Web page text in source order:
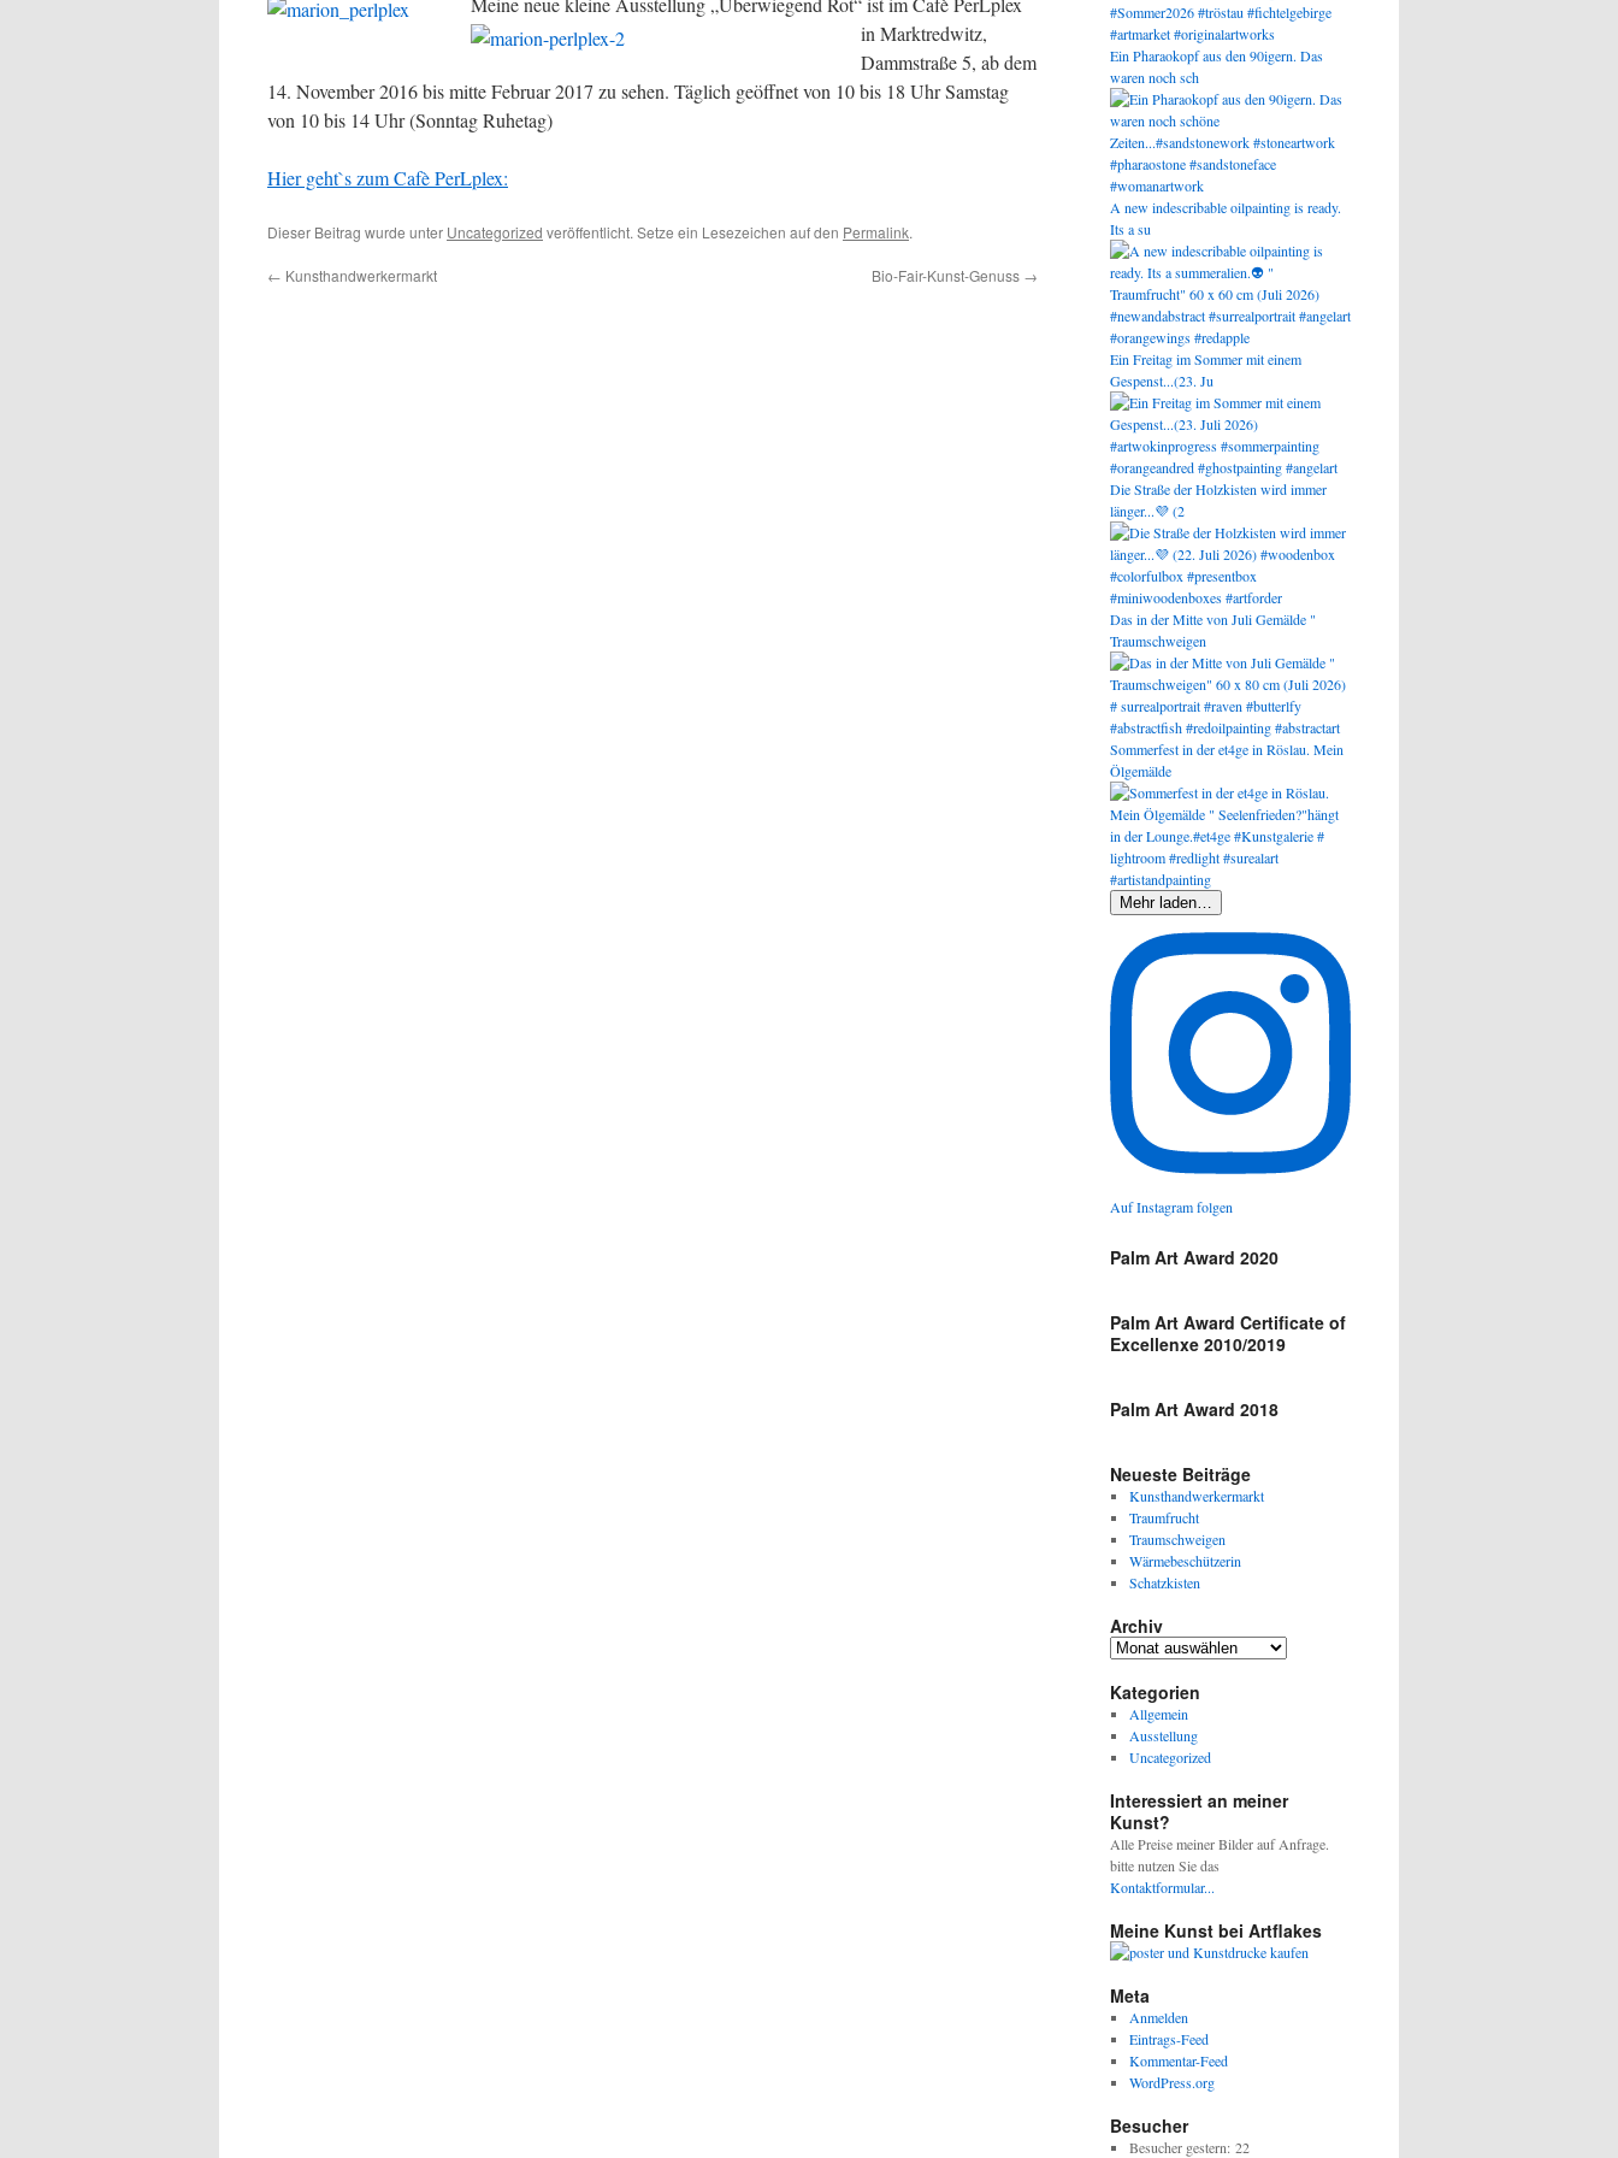
in Marktredwitz,
Dammstraße 5, ab dem
14. November 2016 bis mitte Februar 2017 zu sehen. Täglich geöffnet von 10 bis 18 Uhr Samstag
von 10 bis 14 Uhr (Sonntag Ruhetag)
Hier geht`s zum Cafè PerLplex:
Dieser Beitrag wurde unter Uncategorized veröffentlicht. Setze ein Lesezeichen auf den Permalink.
← Kunsthandwerkermarkt Bio-Fair-Kunst-Genuss →
Ein Pharaokopf aus den 90igern. Das
waren noch sch
A new indescribable oilpainting is ready.
Its a su
Ein Freitag im Sommer mit einem
Gespenst...(23. Ju
Die Straße der Holzkisten wird immer
länger...💜 (2
Das in der Mitte von Juli Gemälde "
Traumschweigen
Sommerfest in der et4ge in Röslau. Mein
Ölgemälde
Mehr laden…
Auf Instagram folgen
Palm Art Award 2020
Palm Art Award Certificate of
Excellenxe 2010/2019
Palm Art Award 2018
Neueste Beiträge
Kunsthandwerkermarkt
Traumfrucht
Traumschweigen
Wärmebeschützerin
Schatzkisten
Archiv
Archiv
Kategorien
Allgemein
Ausstellung
Uncategorized
Interessiert an meiner
Kunst?
Alle Preise meiner Bilder auf Anfrage.
bitte nutzen Sie das
Kontaktformular...
Meine Kunst bei Artflakes
Meta
Anmelden
Eintrags-Feed
Kommentar-Feed
WordPress.org
Besucher
Besucher gestern: 22